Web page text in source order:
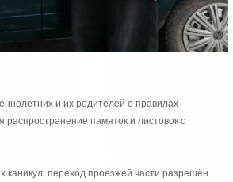
и их родителей о правилах
памяток и листовок с
переход проезжей части разрешён